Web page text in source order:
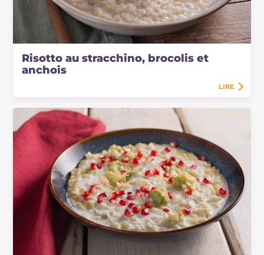
Risotto au stracchino, brocolis et
anchois
LIRE